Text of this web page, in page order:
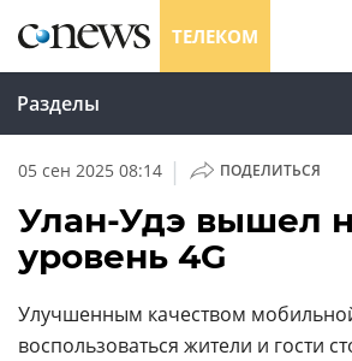
ТЕЛЕКОМ
Разделы
05 сен 2025 08:14 | ПОДЕЛИТЬСЯ
Улан-Удэ вышел
уровень 4G
Улучшенным качеством
воспользоваться жители и гости